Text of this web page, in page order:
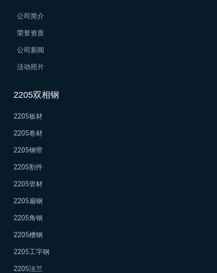
公司简介
荣誉资质
公司新闻
活动照片
2205双相钢
2205板材
2205卷材
2205钢带
2205割件
2205管材
2205扁钢
2205角钢
2205槽钢
2205工字钢
2205法兰